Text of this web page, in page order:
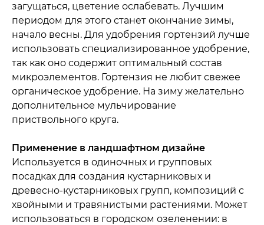
загущаться, цветение ослабевать. Лучшим
периодом для этого станет окончание зимы,
начало весны. Для удобрения гортензий лучше
использовать специализированное удобрение,
так как оно содержит оптимальный состав
микроэлементов. Гортензия не любит свежее
органическое удобрение. На зиму желательно
дополнительное мульчирование
приствольного круга.
Применение в ландшафтном дизайне
Используется в одиночных и групповых
посадках для создания кустарниковых и
древесно-кустарниковых групп, композиций с
хвойными и травянистыми растениями. Может
использоваться в городском озеленении: в